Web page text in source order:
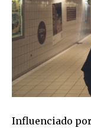
Influenciado